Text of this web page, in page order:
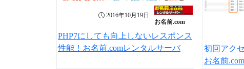
2016年10月19日
お名前.com
PHP7にしても向上しないレスポンス
性能！お名前.comレンタルサーバ
初回アク
お名前